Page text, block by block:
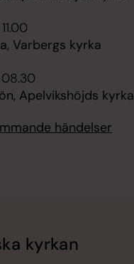
Varbergs kyrka
08.30
Apelvikshöjds kyrka
händelser
kyrkan